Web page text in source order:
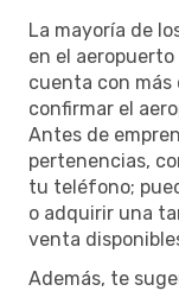
La mayoría de
en el
cuenta con más
confirmar el
Antes de
pertenencias,
tu teléfono;
o adquirir una
venta
Además, te